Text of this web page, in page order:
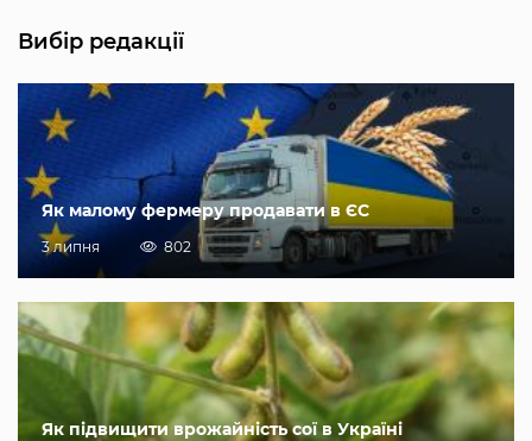
Вибір редакції
Як малому фермеру продавати в ЄС
3 липня 802
Як підвищити врожайність сої в Україні